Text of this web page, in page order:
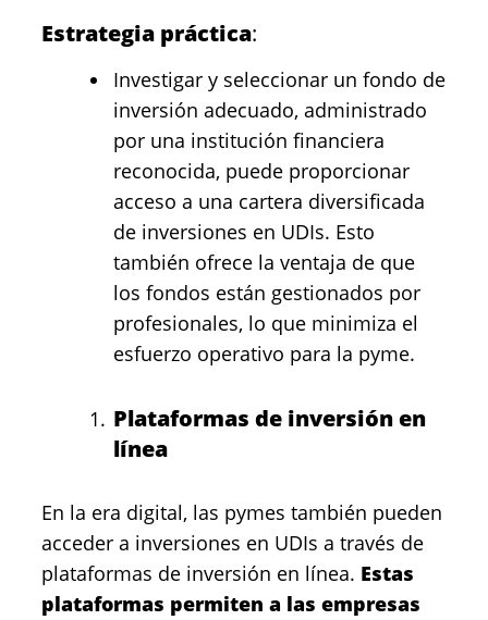
Estrategia práctica:
Investigar y seleccionar un fondo de
inversión adecuado, administrado
por una institución financiera
reconocida, puede proporcionar
acceso a una cartera diversificada
de inversiones en UDIs. Esto
también ofrece la ventaja de que
los fondos están gestionados por
profesionales, lo que minimiza el
esfuerzo operativo para la pyme.
Plataformas de inversión en
línea
En la era digital, las pymes también pueden
acceder a inversiones en UDIs a través de
plataformas de inversión en línea. Estas
plataformas permiten a las empresas